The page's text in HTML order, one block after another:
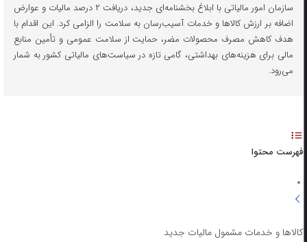
سازمان امور مالیاتی با ابلاغ بخشنامه‌ای جدید، دریافت ۲ درصد مالیات و عوارض
اضافه بر ارزش کالاها و خدمات آسیب‌رسان به سلامت را الزامی کرد. این اقدام با
هدف کاهش مصرف محصولات مضر، حمایت از سلامت عمومی و تأمین منابع
مالی برای هزینه‌های بهداشتی، گامی تازه در سیاست‌های مالیاتی کشور به شمار
می‌رود.
فهرست محتوا
کالاها و خدمات مشمول مالیات جدید